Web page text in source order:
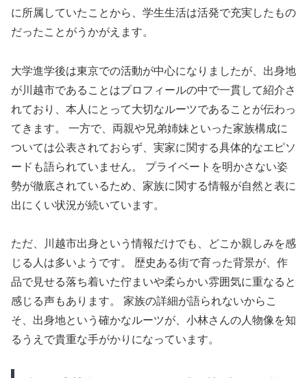
に所属していたことから、学生生活は活発で充実したもの
だったことがうかがえます。
大学進学後は東京での活動が中心になりましたが、出身地
が川越市であることはプロフィールの中で一貫して紹介さ
れており、本人にとって大切なルーツであることが伝わっ
てきます。 一方で、両親や兄弟姉妹といった家族構成に
ついては公表されておらず、実家に関する具体的なエピソ
ードも語られていません。 プライベートを明かさない姿
勢が徹底されているため、家族に関する情報が自然と表に
出にくい状況が続いています。
ただ、川越市出身という情報だけでも、どこか親しみを感
じる人は多いようです。 歴史ある街で育った背景が、作
品で見せる落ち着いた佇まいや柔らかい雰囲気に重なると
感じる声もあります。 家族の詳細が語られないからこ
そ、出身地という確かなルーツが、小林さんの人物像を知
るうえで貴重な手がかりになっています。